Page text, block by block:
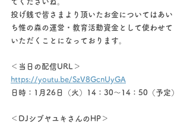
投げ銭で皆さまより頂いたお金についてはあい
ち惟の森の運営・教育活動資金として使わせて
いただくことになっております。
＜当日の配信URL＞
https://youtu.be/SzV8GcnUyGA
日時：1月26日（火）14：30〜14：50（予定）
＜DJシブヤユキさんのHP＞